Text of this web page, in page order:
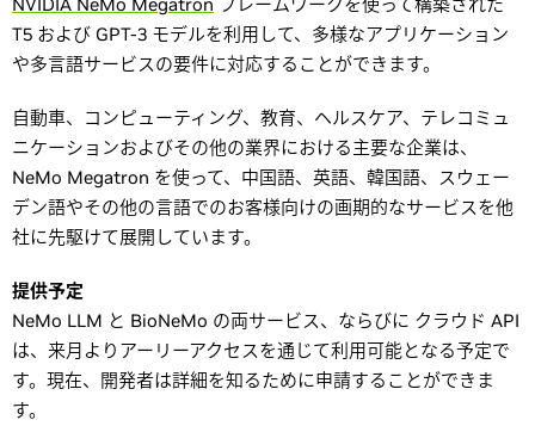
T5 および GPT-3 モデルを利用して、多様なアプリケーション
や多言語サービスの要件に対応することができます。
自動車、コンピューティング、教育、ヘルスケア、テレコミュ
ニケーションおよびその他の業界における主要な企業は、
NeMo Megatron を使って、中国語、英語、韓国語、スウェー
デン語やその他の言語でのお客様向けの画期的なサービスを他
社に先駆けて展開しています。
提供予定
NeMo LLM と BioNeMo の両サービス、ならびに クラウド API
は、来月よりアーリーアクセスを通じて利用可能となる予定で
す。現在、開発者は詳細を知るために申請することができま
す。